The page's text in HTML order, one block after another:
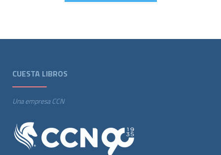
CUESTA LIBROS
Una empresa CCN